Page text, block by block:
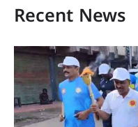
Recent News